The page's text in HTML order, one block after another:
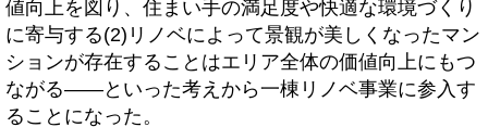
値向上を図り、住まい手の満足度や快適な環境づくり
に寄与する(2)リノベによって景観が美しくなったマン
ションが存在することはエリア全体の価値向上にもつ
ながる――といった考えから一棟リノベ事業に参入す
ることになった。